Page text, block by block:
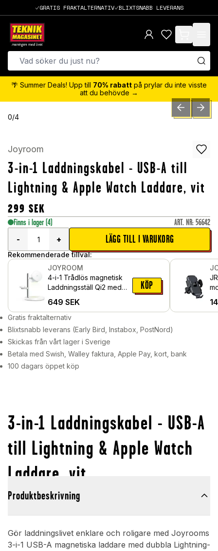
GRATIS FRAKTALTERNATIV BLIXTSNABB LEVERANS
items in cart,
🌴 Summer Deals! Upp till 70% rabatt på prylar du inte visste
att du behövde →
0/4 PREVIOUSNEXT
Joyroom
3-in-1 Laddningskabel - USB-A till
Lightning & Apple Watch Laddare, vit
299 SEK
Finns i lager (4) ART. NR: 56642
-
+ LÄGG TILL I VARUKORG
Rekommenderade tillval:
JOYROOM
4-i-1 Trådlös magnetisk
Laddningsställ Qi2 med
649 SEK
KÖP
Gratis fraktalternativ
Blixtsnabb leverans (Early Bird, Instabox, PostNord)
Skickas från vårt lager i Sverige
Betala med Swish, Walley faktura, Apple Pay, kort, bank
100 dagars öppet köp
3-in-1 Laddningskabel - USB-A
till Lightning & Apple Watch
Laddare, vit
Produktbeskrivning
Gör laddningslivet enklare och roligare med Joyrooms
3-i-1 USB-A magnetiska laddare med dubbla Lightning-